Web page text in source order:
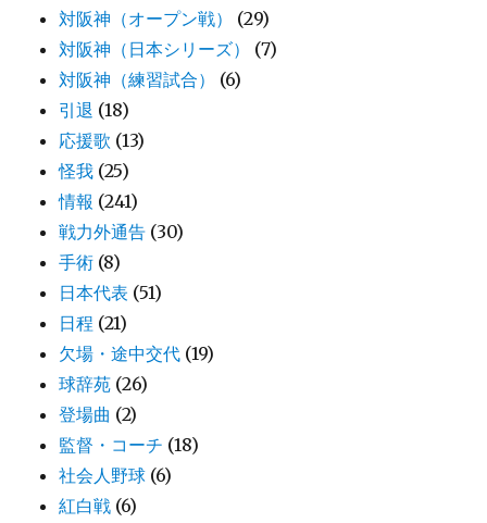
対阪神（オープン戦）
(29)
対阪神（日本シリーズ）
(7)
対阪神（練習試合）
(6)
引退 (18)
応援歌 (13)
怪我 (25)
情報 (241)
戦力外通告 (30)
手術 (8)
日本代表 (51)
日程 (21)
欠場・途中交代 (19)
球辞苑 (26)
登場曲 (2)
監督・コーチ (18)
社会人野球 (6)
紅白戦 (6)